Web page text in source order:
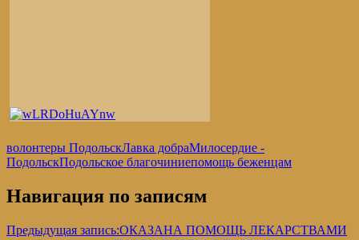
волонтеры ПодольскЛавка добраМилосердие -
ПодольскПодольское благочиниепомощь беженцам
Навигация по записям
Предыдущая запись:ОКАЗАНА ПОМОЩЬ ЛЕКАРСТВАМИ